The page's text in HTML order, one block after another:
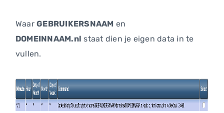
WaarGEBRUIKERSNAAM en
DOMEINNAAM.nl staat dien je eigen data in te
vullen.